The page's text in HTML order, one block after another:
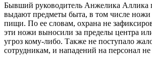
Бывший руководитель Анжелика Аллика
выдают предметы быта, в том числе ножи
пищи. По ее словам, охрана не
эти ножи выносили за пределы центра
угроз кому-либо. Также не поступало
сотрудникам, и нападений на персонал